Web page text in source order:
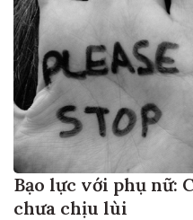
Bạo lực với phụ nữ:
chưa chịu lùi